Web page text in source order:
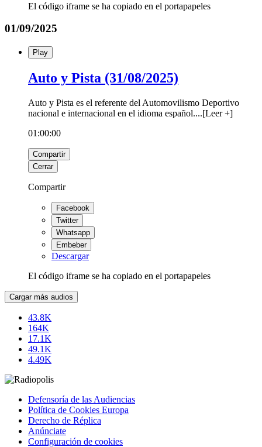
El código iframe se ha copiado en el portapapeles
01/09/2025
Play
Auto y Pista (31/08/2025)
Auto y Pista es el referente del Automovilismo Deportivo
nacional e internacional en el idioma español....[Leer +]
01:00:00
Compartir
Cerrar
Compartir
Facebook
Twitter
Whatsapp
Embeber
Descargar
El código iframe se ha copiado en el portapapeles
Cargar más audios
43.8K
164K
17.1K
49.1K
4.49K
Defensoría de las Audiencias
Política de Cookies Europa
Derecho de Réplica
Anúnciate
Configuración de cookies